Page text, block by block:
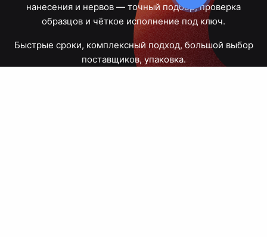
нанесения и нервов — точный подбор, проверка
образцов и чёткое исполнение под ключ.
Быстрые сроки, комплексный подход, большой выбор
поставщиков, упаковка.